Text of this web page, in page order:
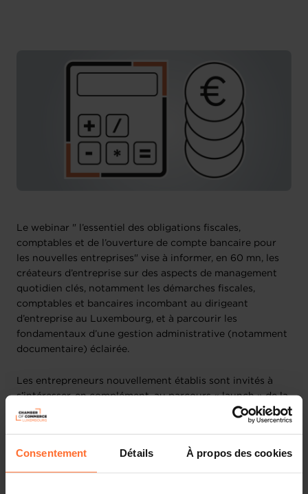
Consentement Détails À propos des cookies
Le webinar " l’essentiel des obligations fiscales,
comptables et de l’ouverture de compte bancaire pour
les nouvelles entreprises" vise à informer, en 60 mn, les
créateurs d’entreprise sur des aspects de management
quotidien clés, notamment les démarches fiscales,
comptables et bancaires incombant au dirigeant
d’entreprise au Luxembourg, et à parcourir les
fondamentaux d’une gestion administrative (notamment
documentaire) éclairée.
Les entrepreneurs nouvellement établis sont invités à
s’intéresser, en complément, au parcours « launch » de la
House of Entrepreneurship, qui comprend un
Au programme (30’) :